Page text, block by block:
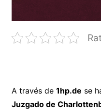
A través de 1hp.de se
Juzgado de